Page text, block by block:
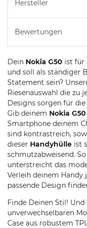
Hersteller
Bewertungen
Dein Nokia G50 ist für
und soll als ständiger
Statement sein?
Riesenauswahl die zu
Designs sorgen für
Gib deinem Nokia G50
Smartphone deinem
sind kontrastreich,
dieser Handyhülle ist
schmutzabweisend.
unterstreicht das
Verleih deinem Handy
passende Design
Finde Deinen Stil!
unverwechselbaren
Case aus robustem